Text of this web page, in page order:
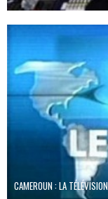
CAMEROUN : LA